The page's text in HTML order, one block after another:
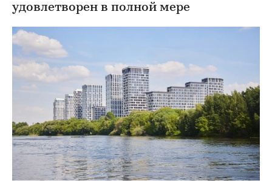
удовлетворен в полной мере